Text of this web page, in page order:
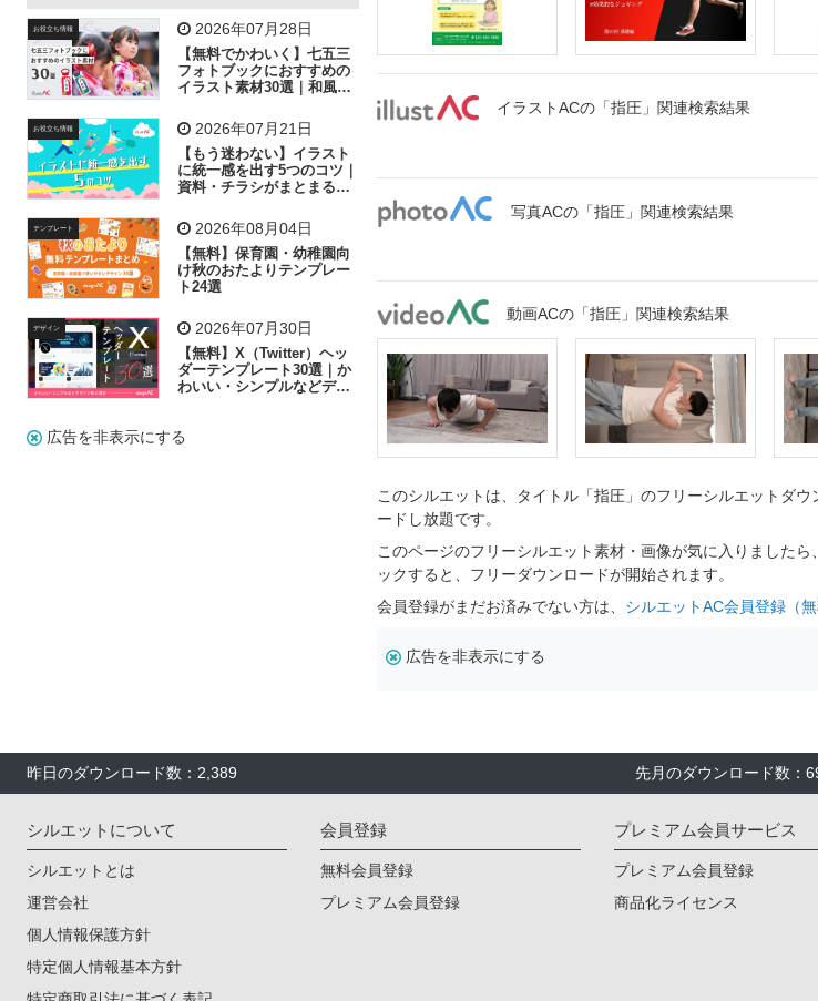
飛行機 グラフ ビル 魚 家族 書類
歩く 工場 会社 太陽 キラキラ
子供 作業員 相談 ピクトグラム
お役立ち情報 2026年07月28日
【無料でかわいく】七五三
フォトブックにおすすめの
イラスト素材30選｜和風の
お役立ち情報 2026年07月21日
【もう迷わない】イラスト
に統一感を出す5つのコツ｜
資料・チラシがまとまるフ
テンプレート 2026年08月04日
【無料】保育園・幼稚園向
け秋のおたよりテンプレー
ト24選
デザイン 2026年07月30日
【無料】X（Twitter）ヘッ
ダーテンプレート30選｜か
わいい・シンプルなどデザ
広告を非表示にする
イラストACの「指圧」関連検索結果
写真ACの「指圧」関連検索結果
動画ACの「指圧」関連検索結果
このシルエットは、タイトル「指圧」のフリーシルエットダ
ードし放題です。
このページのフリーシルエット素材・画像が気に入りましたら
ックすると、フリーダウンロードが開始されます。
会員登録がまだお済みでない方は、 シルエットAC会員登録（無
広告を非表示にする
昨日のダウンロード数：2,389 先月のダウンロード数：
シルエットについて
シルエットとは
運営会社
個人情報保護方針
特定個人情報基本方針
会員登録
無料会員登録
プレミアム会員登録
プレミアム会員サービス
プレミアム会員登録
商品化ライセンス